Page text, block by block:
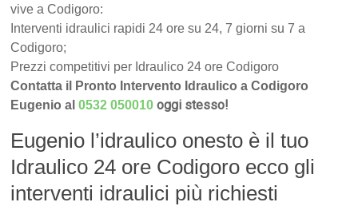
vive a Codigoro:
Interventi idraulici rapidi 24 ore su 24, 7 giorni su 7 a
Codigoro;
Prezzi competitivi per Idraulico 24 ore Codigoro
Contatta il Pronto Intervento Idraulico a Codigoro
Eugenio al0532 050010 oggi stesso!
Eugenio l’idraulico onesto è il tuo
Idraulico 24 ore Codigoro ecco gli
interventi idraulici più richiesti